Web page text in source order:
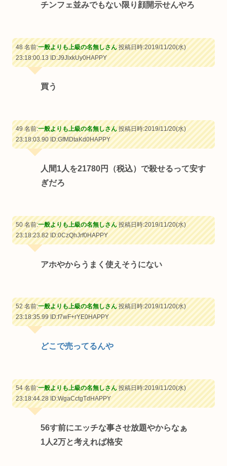
チンフェ並みでもない限り顔開示せんやろ
48 名前:一般よりも上級の名無しさん投稿日時:2019/11/20(水)
23:18:00.13ID:J9JlxkUy0HAPPY
買う
49 名前:一般よりも上級の名無しさん投稿日時:2019/11/20(水)
23:18:03.90ID:GfMDtaKd0HAPPY
人間1人を21780円（税込）で殺せるって安す
ぎだろ
50 名前:一般よりも上級の名無しさん投稿日時:2019/11/20(水)
23:18:23.82ID:0CzQhJrf0HAPPY
アホやからうまく使えそうにない
52 名前:一般よりも上級の名無しさん投稿日時:2019/11/20(水)
23:18:35.99ID:f7wF+rYE0HAPPY
どこで売ってるんや
54 名前:一般よりも上級の名無しさん投稿日時:2019/11/20(水)
23:18:44.28ID:WgaCctgTdHAPPY
56す前にエッチな事させ放題やからなぁ
1人2万と考えれば格安